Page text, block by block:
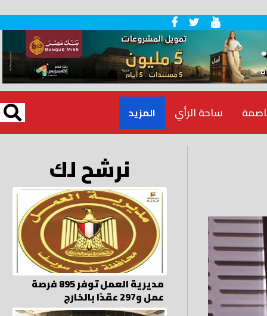
المزيد ساحة الرأي
نرشح لك
مديرية العمل توفر 895 فرصة
عمل و297 عقدًا بالخارج